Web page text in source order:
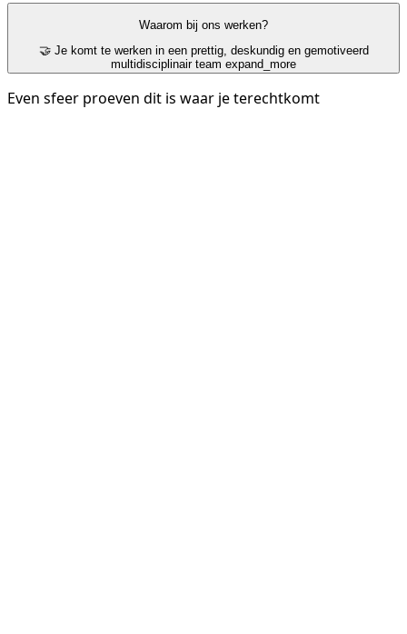
Waarom bij ons werken?
🤝 Je komt te werken in een prettig, deskundig en gemotiveerd
multidisciplinair team expand_more
Even sfeer proeven dit is waar je terechtkomt